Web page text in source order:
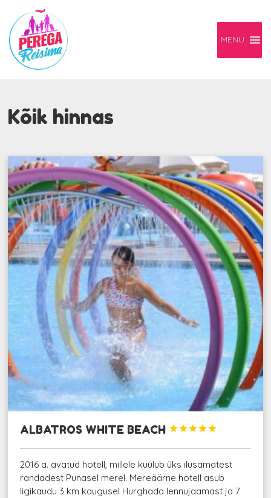
MENU
Kõik hinnas
ALBATROS WHITE BEACH 




2016 a. avatud hotell, millele kuulub üks ilusamatest
randadest Punasel merel. Mereäärne hotell asub
ligikaudu 3 km kaugusel Hurghada lennujaamast ja 7